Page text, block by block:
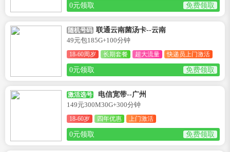
0元领取 免费领取
随机号码 联通云南菌汤卡--云南
49元包185G+100分钟
18-60周岁 长期套餐 超大流量 快递员上门激活
0元领取 免费领取
激活选号
电信宽带--广州
149元300M30G+300分钟
18-60岁 四年优惠 上门激活
0元领取 免费领取